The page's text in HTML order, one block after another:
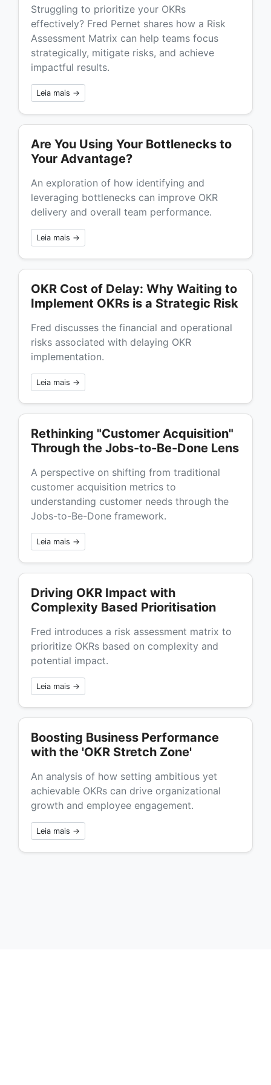
Struggling to prioritize your OKRs
effectively? Fred Pernet shares how a Risk
Assessment Matrix can help teams focus
strategically, mitigate risks, and achieve
impactful results.
Leia mais →
Are You Using Your Bottlenecks to
Your Advantage?
An exploration of how identifying and
leveraging bottlenecks can improve OKR
delivery and overall team performance.
Leia mais →
OKR Cost of Delay: Why Waiting to
Implement OKRs is a Strategic Risk
Fred discusses the financial and operational
risks associated with delaying OKR
implementation.
Leia mais →
Rethinking "Customer Acquisition"
Through the Jobs-to-Be-Done Lens
A perspective on shifting from traditional
customer acquisition metrics to
understanding customer needs through the
Jobs-to-Be-Done framework.
Leia mais →
Driving OKR Impact with
Complexity Based Prioritisation
Fred introduces a risk assessment matrix to
prioritize OKRs based on complexity and
potential impact.
Leia mais →
Boosting Business Performance
with the 'OKR Stretch Zone'
An analysis of how setting ambitious yet
achievable OKRs can drive organizational
growth and employee engagement.
Leia mais →